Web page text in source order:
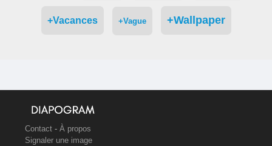
+Vacances +Vague +Wallpaper
Contact - À propos
Signaler une image